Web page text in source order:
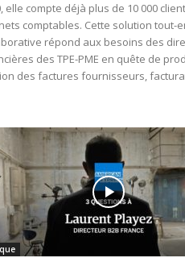
elle compte déjà plus de 10 000
comptables. Cette solution tout-
répond aux besoins des
des TPE-PME en quête de
des factures fournisseurs,